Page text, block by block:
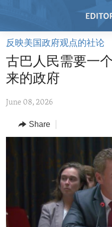
Skip
main
content
to
Navigation
Skip
HOME
VIDEO
REGIONS
AFRICA
MIDDLE EAST
TOPICS
SECURITY AND DEFENSE
AID AND DEVELOPMENT
DEMOCRACY AND
ECONOMY AND TRADE
反映美国政府观点的社论
古巴人民需要一
来的政府
June 08, 2026
Share